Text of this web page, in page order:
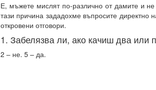
Е, мъжете мислят по-различно от дамите и
тази причина зададохме въпросите директно
откровени отговори.
1. Забелязва ли, ако качиш два или
2 – не. 5 – да.